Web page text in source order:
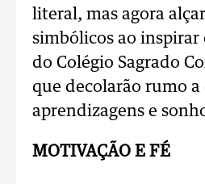
literal, mas agora
simbólicos ao inspirar
do Colégio Sagrado
que decolarão rumo a
aprendizagens e
MOTIVAÇÃO E FÉ